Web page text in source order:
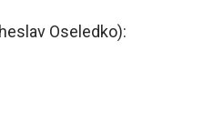
Oseledko):